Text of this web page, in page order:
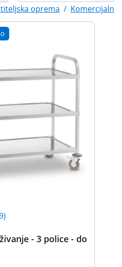
oprema / Komercijalni
- 3 police - do